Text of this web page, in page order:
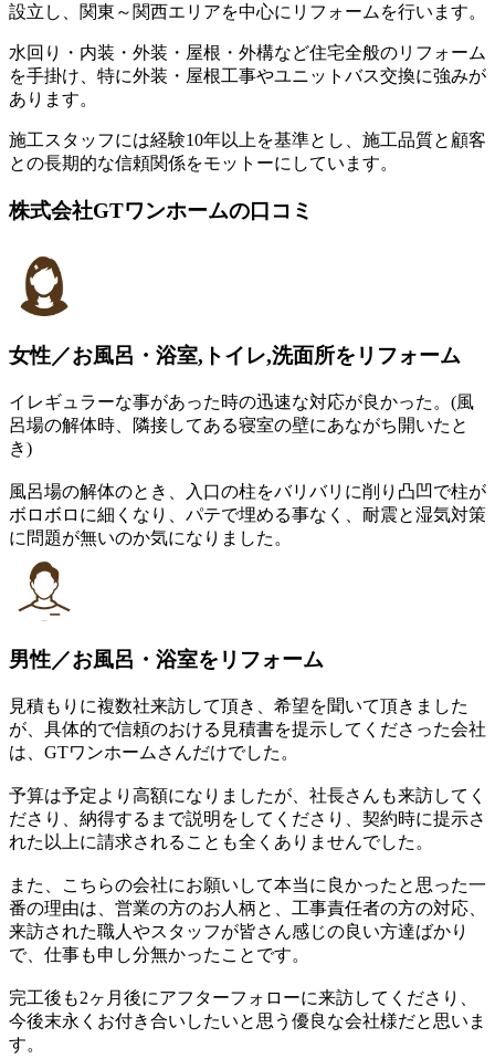
設立し、関東～関西エリアを中心にリフォームを行います。
水回り・内装・外装・屋根・外構など住宅全般のリフォーム
を手掛け、特に外装・屋根工事やユニットバス交換に強みが
あります。
施工スタッフには経験10年以上を基準とし、施工品質と顧客
との長期的な信頼関係をモットーにしています。
株式会社GTワンホームの口コミ
女性／お風呂・浴室,トイレ,洗面所をリフォーム
イレギュラーな事があった時の迅速な対応が良かった。(風
呂場の解体時、隣接してある寝室の壁にあながち開いたと
き)
風呂場の解体のとき、入口の柱をバリバリに削り凸凹で柱が
ボロボロに細くなり、パテで埋める事なく、耐震と湿気対策
に問題が無いのか気になりました。
男性／お風呂・浴室をリフォーム
見積もりに複数社来訪して頂き、希望を聞いて頂きました
が、具体的で信頼のおける見積書を提示してくださった会社
は、GTワンホームさんだけでした。
予算は予定より高額になりましたが、社長さんも来訪してく
ださり、納得するまで説明をしてくださり、契約時に提示さ
れた以上に請求されることも全くありませんでした。
また、こちらの会社にお願いして本当に良かったと思った一
番の理由は、営業の方のお人柄と、工事責任者の方の対応、
来訪された職人やスタッフが皆さん感じの良い方達ばかり
で、仕事も申し分無かったことです。
完工後も2ヶ月後にアフターフォローに来訪してくださり、
今後末永くお付き合いしたいと思う優良な会社様だと思いま
す。